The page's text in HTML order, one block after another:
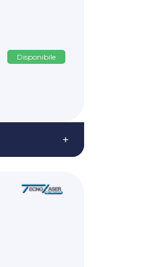
Disponibile
+